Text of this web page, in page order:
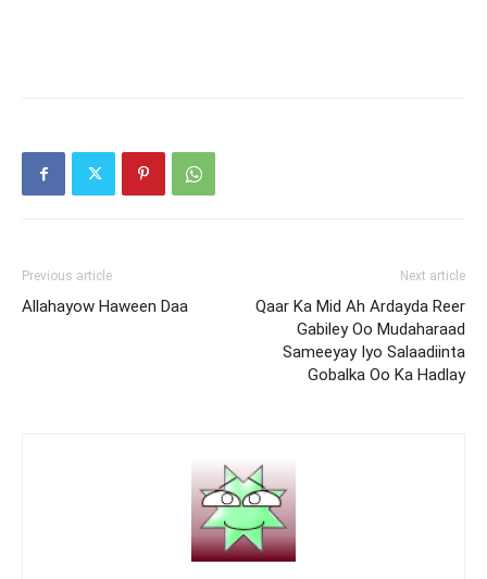
Previous article
Allahayow Haween Daa
Next article
Qaar Ka Mid Ah Ardayda Reer
Gabiley Oo Mudaharaad
Sameeyay Iyo Salaadiinta
Gobalka Oo Ka Hadlay